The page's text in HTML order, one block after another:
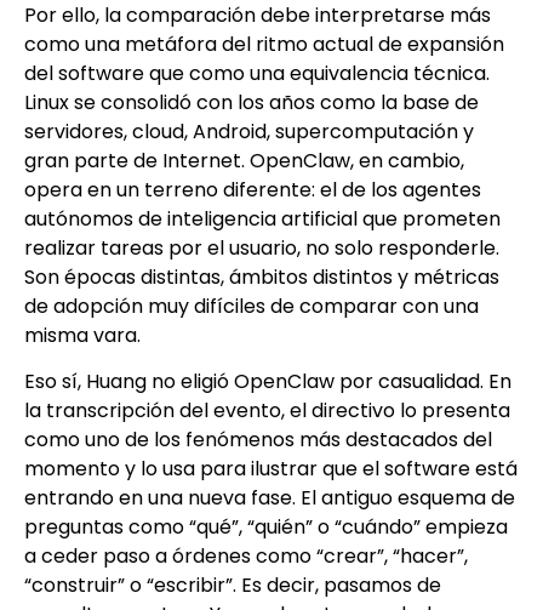
Por ello, la comparación debe interpretarse más
como una metáfora del ritmo actual de expansión
del software que como una equivalencia técnica.
Linux se consolidó con los años como la base de
servidores, cloud, Android, supercomputación y
gran parte de Internet. OpenClaw, en cambio,
opera en un terreno diferente: el de los agentes
autónomos de inteligencia artificial que prometen
realizar tareas por el usuario, no solo responderle.
Son épocas distintas, ámbitos distintos y métricas
de adopción muy difíciles de comparar con una
misma vara.
Eso sí, Huang no eligió OpenClaw por casualidad. En
la transcripción del evento, el directivo lo presenta
como uno de los fenómenos más destacados del
momento y lo usa para ilustrar que el software está
entrando en una nueva fase. El antiguo esquema de
preguntas como “qué”, “quién” o “cuándo” empieza
a ceder paso a órdenes como “crear”, “hacer”,
“construir” o “escribir”. Es decir, pasamos de